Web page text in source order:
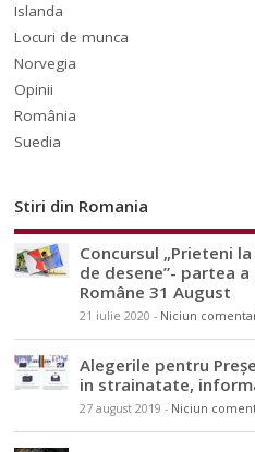
Islanda
Locuri de munca
Norvegia
Opinii
România
Suedia
Stiri din Romania
Concursul „Prieteni
de desene”- partea
Române 31 August
21 iulie 2020 - Niciun
Alegerile pentru
in strainatate,
27 august 2019 - Niciun